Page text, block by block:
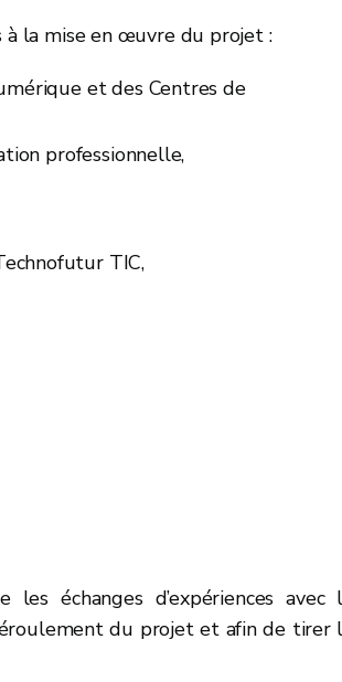
à la mise en œuvre du projet :
et des Centres de
professionnelle,
TIC,
échanges d’expériences avec
du projet et afin de tirer